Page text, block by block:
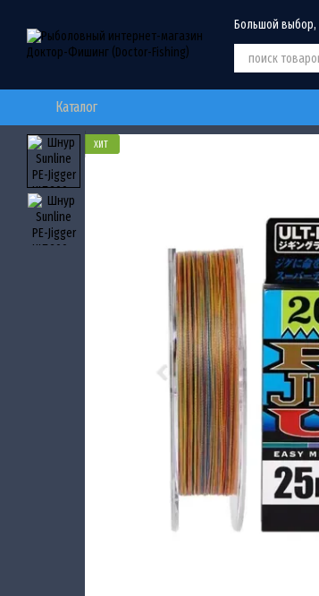
Большой выбор,
Каталог
ХИТ